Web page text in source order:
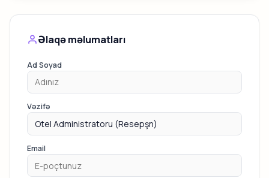
Əlaqə məlumatları
Ad Soyad
Vəzifə
Email